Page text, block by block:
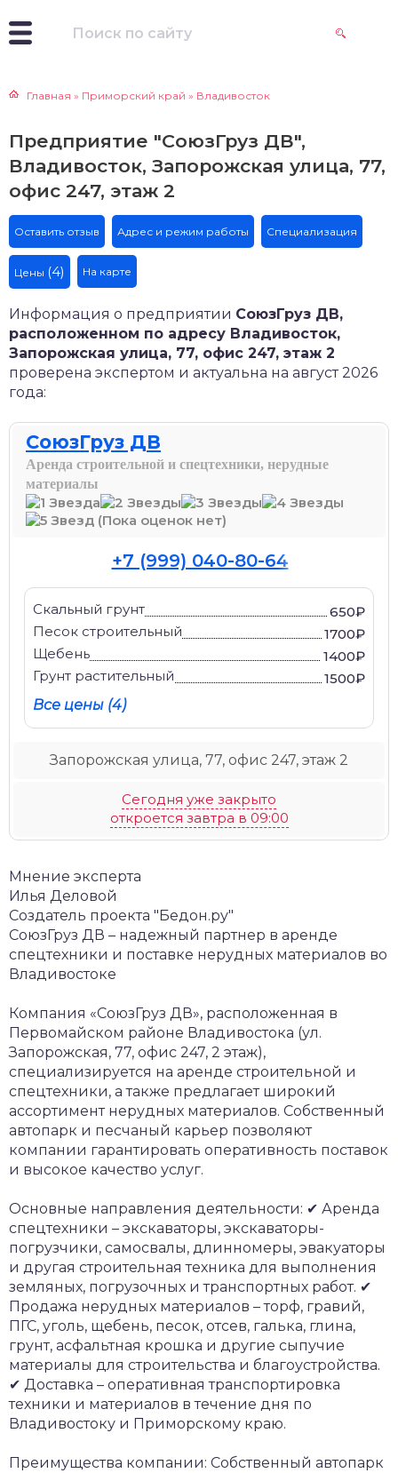
Главная » Приморский край » Владивосток
Предприятие "СоюзГруз ДВ",
Владивосток, Запорожская улица, 77,
офис 247, этаж 2
Оставить отзыв Адрес и режим работы Специализация
Цены (4) На карте
Информация о предприятии СоюзГруз ДВ,
расположенном по адресу Владивосток,
Запорожская улица, 77, офис 247, этаж 2
проверена экспертом и актуальна на август 2026
года:
СоюзГруз ДВ
Аренда строительной и спецтехники, нерудные
материалы
(Пока оценок нет)
+7 (999) 040-80-64
Скальный грунт
650₽
Песок строительный
1700₽
Щебень
1400₽
Грунт растительный
1500₽
Все цены (4)
Запорожская улица, 77, офис 247, этаж 2
Сегодня уже закрыто
откроется завтра в 09:00
Мнение эксперта
Илья Деловой
Создатель проекта "Бедон.ру"
СоюзГруз ДВ – надежный партнер в аренде
спецтехники и поставке нерудных материалов во
Владивостоке
Компания «СоюзГруз ДВ», расположенная в
Первомайском районе Владивостока (ул.
Запорожская, 77, офис 247, 2 этаж),
специализируется на аренде строительной и
спецтехники, а также предлагает широкий
ассортимент нерудных материалов. Собственный
автопарк и песчаный карьер позволяют
компании гарантировать оперативность поставок
и высокое качество услуг.
Основные направления деятельности: ✔ Аренда
спецтехники – экскаваторы, экскаваторы-
погрузчики, самосвалы, длинномеры, эвакуаторы
и другая строительная техника для выполнения
земляных, погрузочных и транспортных работ. ✔
Продажа нерудных материалов – торф, гравий,
ПГС, уголь, щебень, песок, отсев, галька, глина,
грунт, асфальтная крошка и другие сыпучие
материалы для строительства и благоустройства.
✔ Доставка – оперативная транспортировка
техники и материалов в течение дня по
Владивостоку и Приморскому краю.
Преимущества компании: Собственный автопарк